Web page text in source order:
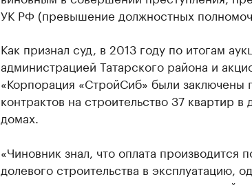
УК РФ (превышение должностных
Как признал суд, в 2013 году по итогам
администрацией Татарского района и
«Корпорация «СтройСиб» были заключены
контрактов на строительство 37 квартир
домах.
«Чиновник знал, что оплата производится
долевого строительства в эксплуатацию,